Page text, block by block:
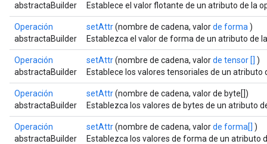
abstractaBuilder
Establece el valor flotante de un atributo de la
Operación
abstractaBuilder
setAttr(nombre de cadena, valorde forma )
Establezca el valor de forma de un atributo de
Operación
abstractaBuilder
setAttr(nombre de cadena, valorde tensor [] )
Establece los valores tensoriales de un
Operación
abstractaBuilder
setAttr(nombre de cadena, valor de byte[])
Establezca los valores de bytes de un atributo
Operación
abstractaBuilder
setAttr(nombre de cadena, valorde forma[] )
Establezca los valores de forma de un atributo